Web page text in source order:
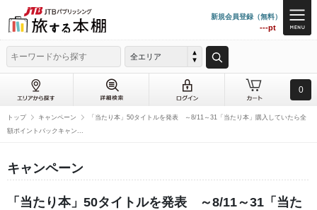
新規会員登録（無料）
---pt
全エリア
0
トップ キャンペーン
「当たり本」50タイトルを発表 ～8/11～31「当たり本」購入していたら全
額ポイントバックキャン...
キャンペーン
「当たり本」50タイトルを発表 ～8/11～31「当た